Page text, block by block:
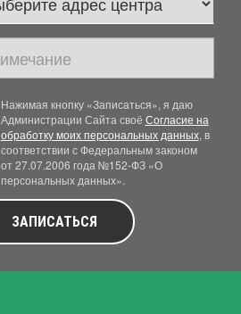
Нажимая кнопку «Записаться», я даю
Администрации Сайта своё Согласие на
обработку моих персональных данных, в
соответствии с Федеральным законом
от 27.07.2006 года №152-ФЗ «О
персональных данных».
ЗАПИСАТЬСЯ